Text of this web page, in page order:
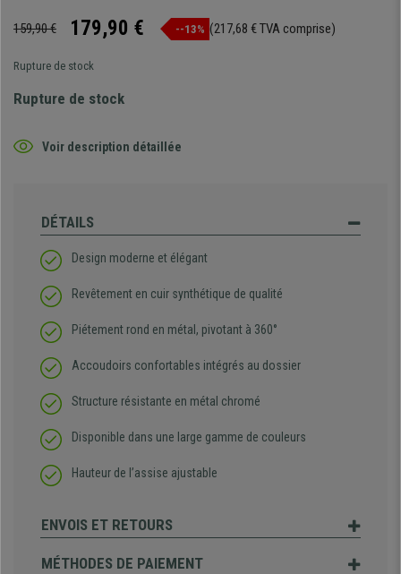
159,90 € 179,90 € --13% (217,68 € TVA comprise)
Rupture de stock
Rupture de stock
Voir description détaillée
DÉTAILS
Design moderne et élégant
Revêtement en cuir synthétique de qualité
Piétement rond en métal, pivotant à 360°
Accoudoirs confortables intégrés au dossier
Structure résistante en métal chromé
Disponible dans une large gamme de couleurs
Hauteur de l’assise ajustable
ENVOIS ET RETOURS
MÉTHODES DE PAIEMENT